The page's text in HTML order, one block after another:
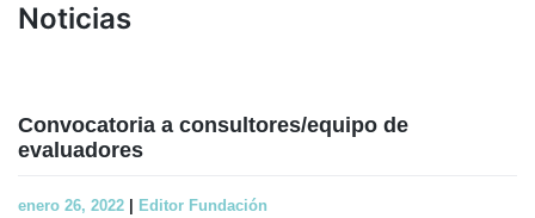
Noticias
Convocatoria a consultores/equipo de
evaluadores
enero 26, 2022 Editor Fundación